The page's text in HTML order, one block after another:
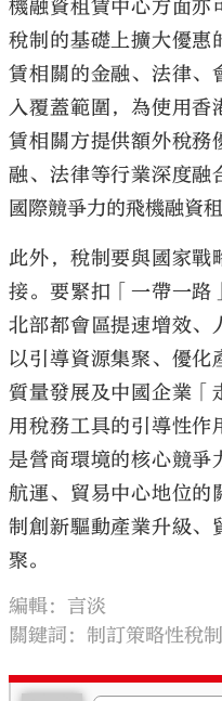
機融資租賃中心方面亦
稅制的基礎上擴大優惠
賃相關的金融、法律、
入覆蓋範圍，為使用香
賃相關方提供額外稅務
融、法律等行業深度融
國際競爭力的飛機融資
此外，稅制要與國家戰
接。要緊扣「一帶一路
北部都會區提速增效、
以引導資源集聚、優化
質量發展及中國企業「
用稅務工具的引導性作
是營商環境的核心競爭
航運、貿易中心地位的
制創新驅動產業升級、
聚。
編輯：言淡
關鍵詞： 制訂策略性稅制